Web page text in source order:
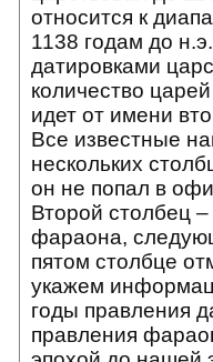
относится к
1138 годам до
датировками
количество
идет от имени
Все известные
нескольких
он не попал в
Второй столбец
фараона,
пятом столбце
укажем
годы правления
правления